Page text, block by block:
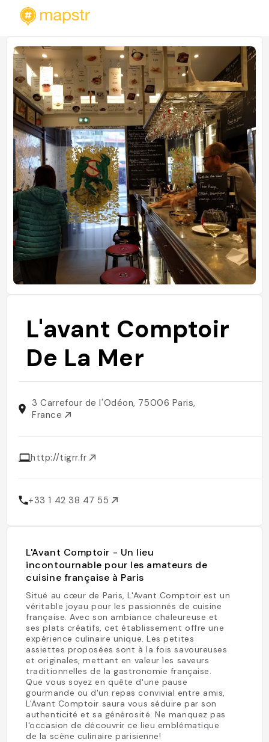
L'avant Comptoir
De La Mer
3 Carrefour de l'Odéon, 75006 Paris,
France
http://tigrr.fr
+33 1 42 38 47 55
L'Avant Comptoir - Un lieu
incontournable pour les amateurs de
cuisine française à Paris
Situé au cœur de Paris, L'Avant Comptoir est un
véritable joyau pour les passionnés de cuisine
française. Avec son ambiance chaleureuse et
ses plats créatifs, cet établissement offre une
expérience culinaire unique. Les petites
assiettes proposées sont à la fois savoureuses
et originales, mettant en valeur les saveurs
traditionnelles de la gastronomie française.
Que vous soyez en quête d'une pause
gourmande ou d'un repas convivial entre amis,
L'Avant Comptoir saura vous séduire par son
authenticité et sa générosité. Ne manquez pas
l'occasion de découvrir ce lieu emblématique
de la scène culinaire parisienne!